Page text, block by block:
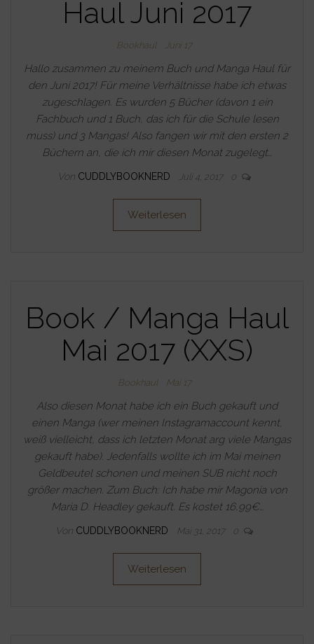
Haul Juni 2017
Bookhaul Juni 17
Hallo zusammen zu meinem Buch und Manga Haul für
den Juni 2017! Für meine Verhältnisse habe ich etwas
zugeschlagen. Es wurden 5 Bücher (davon 1 ein
Fachbuch und 1 Buch, das ich für die Schule lesen
muss) und 3 Mangas! Also fangen wir mit den ersten 2
Büchern an, die ich mir diesen Monat zugelegt…
Von CUDDLYBOOKNERD Juli 4, 2017 0
Weiterlesen
Book / Manga Haul
Mai 2017 (XXS)
Bookhaul Mai 17
Also diesen Monat habe ich ein Buch gekauft und
einen Manga (wer meinen Instagramaccount kennt,
weiß vielleicht, dass ich letzten Monat arg viele Mangas
gekauft habe). Jedenfalls wollte ich im Mai meinen
Geldbeutel schonen und meinen SUB nicht noch
größer machen. Zum Buch: Ich habe mir Magonia von
Maria D. Headley gekauft. Es kostet 16,99€…
Von CUDDLYBOOKNERD Mai 31, 2017 0
Weiterlesen